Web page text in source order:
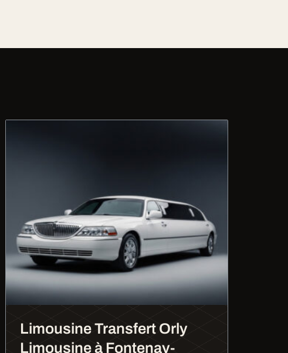
Limousine Transfert Orly
Limousine à Fontenay-